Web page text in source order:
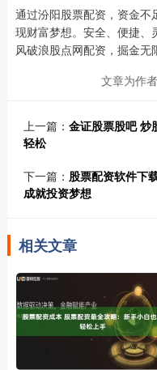
通过汾阳股票配资，资金
现财富梦想。安全、便捷、
风破浪股点网配资，掘金无
文章为作
上一篇： 金证股票股吧 炒
轻松
下一篇： 股票配资软件下
成就投资梦想
相关文章